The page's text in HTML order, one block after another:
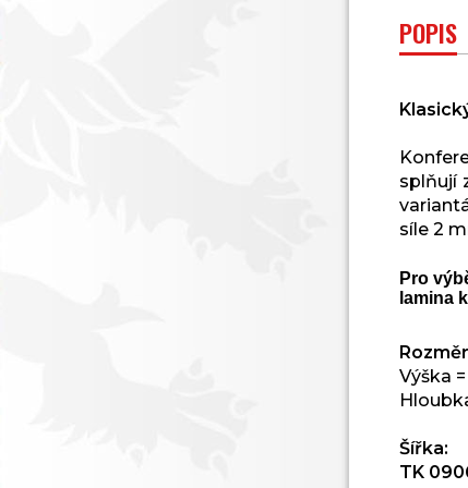
POPIS
splňují
síle 2
Pro
lamina
Výška
Šířka:
TK